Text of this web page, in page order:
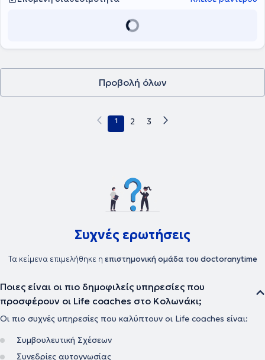
Προβολή όλων
1 2 3
Συχνές ερωτήσεις
Τα κείμενα επιμελήθηκε η επιστημονική ομάδα του doctoranytime
Ποιες είναι οι πιο δημοφιλείς υπηρεσίες που
προσφέρουν οι Life coaches στο Κολωνάκι;
Οι πιο συχνές υπηρεσίες που καλύπτουν οι Life coaches είναι:
Συμβουλευτική Σχέσεων
Συνεδρίες αυτογνωσίας